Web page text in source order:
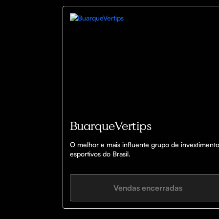
BuarqueVertips
O melhor e mais influente grupo de
esportivos do Brasil.
Vendas encerradas